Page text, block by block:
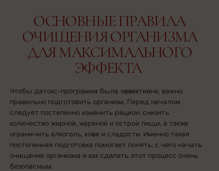
ОСНОВНЫЕ ПРАВИЛА
ОЧИЩЕНИЯ ОРГАНИЗМА
ДЛЯ МАКСИМАЛЬНОГО
ЭФФЕКТА
Чтобы детокс-программа была эффективна, важно
правильно подготовить организм. Перед началом
следует постепенно изменить рацион: снизить
количество жирной, жареной и острой пищи, а также
ограничить алкоголь, кофе и сладости. Именно такая
постепенная подготовка помогает понять, с чего начать
очищение организма и как сделать этот процесс очень
безопасным.